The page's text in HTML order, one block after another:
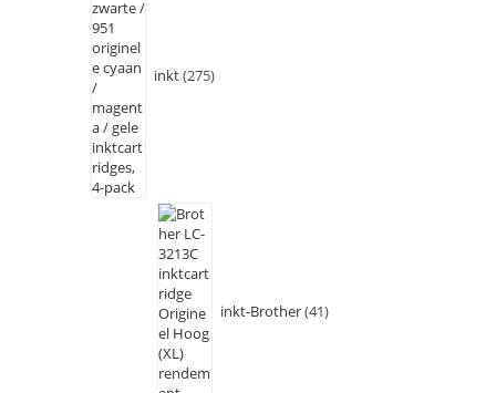
inkt 275
inkt-Brother 41